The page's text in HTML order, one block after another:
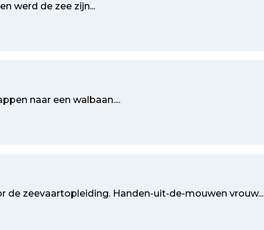
werd de zee zijn...
naar een walbaan....
de zeevaartopleiding. Handen-uit-de-mouwen vrouw...